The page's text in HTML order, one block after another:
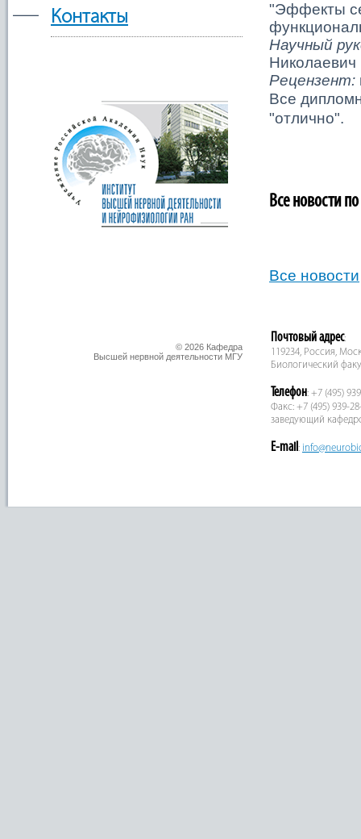
— Контакты
"Эффекты
Научный
Николаевич
Рецензент:
Все
"отлично".
Все новости
Все новости
© 2026 Кафедра
Высшей нервной деятельности МГУ
Почтовый адрес:
119234, Россия,
Биологический
Телефон: +7 (495)
Факс: +7 (495) 939-
заведующий
E-mail :